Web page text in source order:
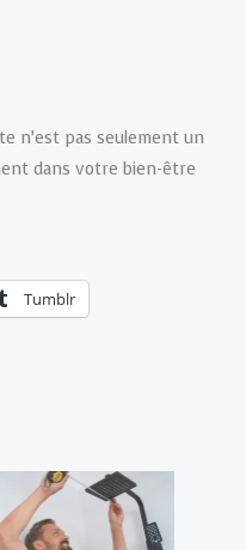
n’est pas seulement un
dans votre bien-être
Tumblr